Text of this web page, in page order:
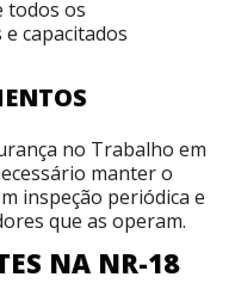
todos os
capacitados
no Trabalho em
manter o
inspeção periódica e
que as operam.
NA NR-18